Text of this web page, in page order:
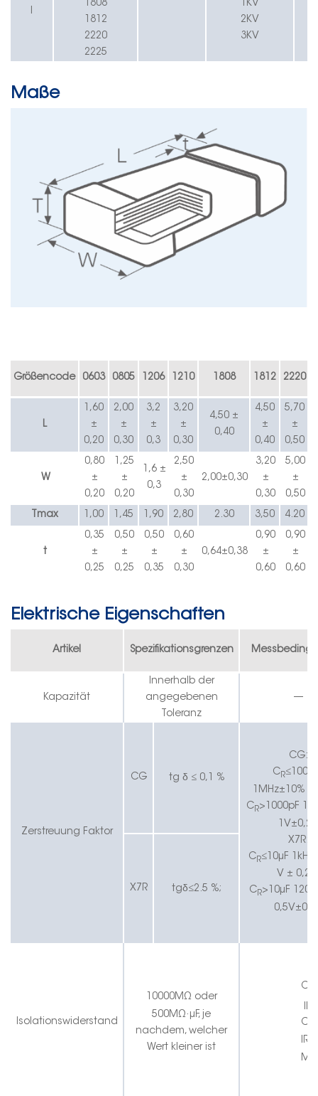
I
1808
1812
2220
2225
1KV
2KV
3KV
Maße
Größencode 0603 0805 1206 1210 1808 1812 2220
L
1,60
±
0,20
2,00
±
0,30
3,2
±
0,3
3,20
±
0,30
4,50 ±
0,40
4,50
±
0,40
5,70
±
0,50
W
0,80
±
0,20
1,25
±
0,20
1,6 ±
0,3
2,50
±
0,30
2,00±0,30
3,20
±
0,30
5,00
±
0,50
Tmax 1,00 1,45 1,90 2,80 2.30 3,50 4.20
t
0,35
±
0,25
0,50
±
0,25
0,50
±
0,35
0,60
±
0,30
0,64±0,38
0,90
±
0,60
0,90
±
0,60
Elektrische Eigenschaften
Artikel Spezifikationsgrenzen
Kapazität
Innerhalb der
angegebenen
Toleranz
—
Zerstreuung Faktor
CG tg δ ≤0,1 %
CG:
CR
1MHz±10%
C R>1000pF
1V±0,2V
X7R:
C R≤10μF
V ± 0,2
C R>10μF
X7R tgδ≤2.5 %;
Isolationswiderstand
10000MΩ oder
500MΩ· μF, je
nachdem, welcher
Wert kleiner ist
C
C
IR
MΩ